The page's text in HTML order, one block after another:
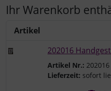
Ihr Warenkorb
Artikel
202016
Artikel Nr.: 202016
Lieferzeit: sofort